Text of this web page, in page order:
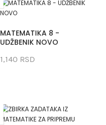
MATEMATIKA 8 -
UDŽBENIK NOVO
1,140 RSD